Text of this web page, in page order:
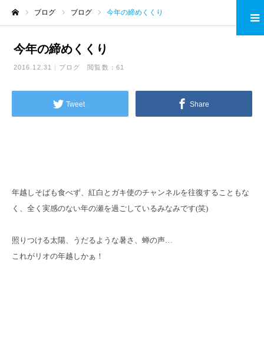
ブログ ブログ 今年の締めくくり
今年の締めくくり
2016.12.31 ブログ 閲覧数：61
Tweet Share
年越しそばも食べず、紅白とガキ使のチャンネルを往復することもな
く、全く実感のない年の瀬を過ごしているみなみです(笑)
照りつける太陽、うだるような暑さ、蝉の声…
これがリオの年越しかぁ！